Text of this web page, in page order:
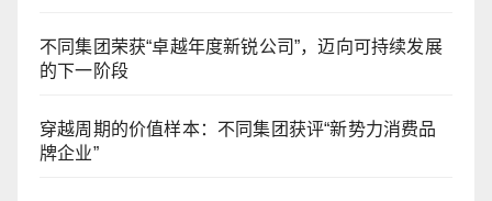
不同集团荣获“卓越年度新锐公司”，迈向可持续发展
的下一阶段
穿越周期的价值样本：不同集团获评“新势力消费品
牌企业”